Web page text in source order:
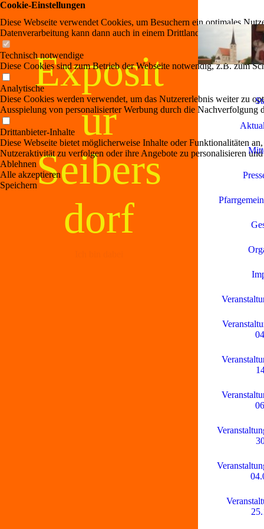
Exposit
ur
Seibers
dorf
Cookie-Einstellungen
Diese Webseite verwendet Cookies, um Besuchern ein optimales
Datenverarbeitung kann dann auch in einem Drittland erfolgen.
Technisch notwendige
Diese Cookies sind zum Betrieb der Webseite notwendig, z.B. zum
Analytische
Diese Cookies werden verwendet, um das Nutzererlebnis weiter zu
Ausspielung von personalisierter Werbung durch die Nachverfolgung
Drittanbieter-Inhalte
Diese Webseite bietet möglicherweise Inhalte oder Funktionalitäten
Nutzeraktivität zu verfolgen oder ihre Angebote zu personalisieren
Ablehnen
Alle akzeptieren
Speichern